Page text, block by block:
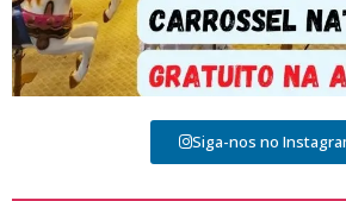
Siga-nos no